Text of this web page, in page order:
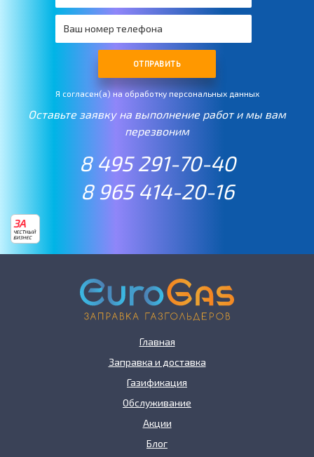
ОТПРАВИТЬ
Я согласен(а) на обработку персональных данных
Оставьте заявку на выполнение работ и мы вам
перезвоним
8 495 291-70-40
8 965 414-20-16
ЗА
ЧЕСТНЫЙ
БИЗНЕС
Главная
Заправка и доставка
Газификация
Обслуживание
Акции
Блог